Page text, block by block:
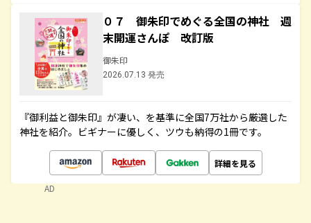
０７ 御朱印でめぐる全国の神社 週
末開運さんぽ 改訂版
御朱印
2026.07.13 発売
『御利益と御朱印』が凄い、を基準に全国7万社から厳選した
神社を紹介。ビギナーに優しく、ツウも納得の1冊です。
詳細を見る
AD